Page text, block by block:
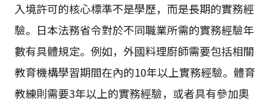
入境許可的核心標準不是學歷，而是長期的實務經
驗。日本法務省令對於不同職業所需的實務經驗年
數有具體規定。例如，外國料理廚師需要包括相關
教育機構學習期間在內的10年以上實務經驗。體育
教練則需要3年以上的實務經驗，或者具有參加奧